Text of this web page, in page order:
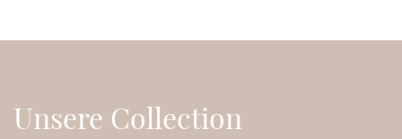
Unsere Collection